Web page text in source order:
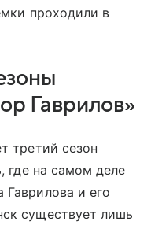
проходили в
Гаврилов»
третий сезон
где на самом деле
и его
существует лишь